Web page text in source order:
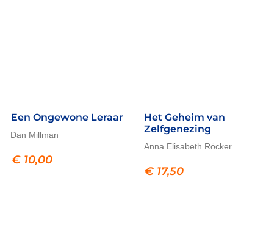
Een Ongewone Leraar
Dan Millman
€ 10,00
Het Geheim van
Zelfgenezing
Anna Elisabeth Röcker
€ 17,50